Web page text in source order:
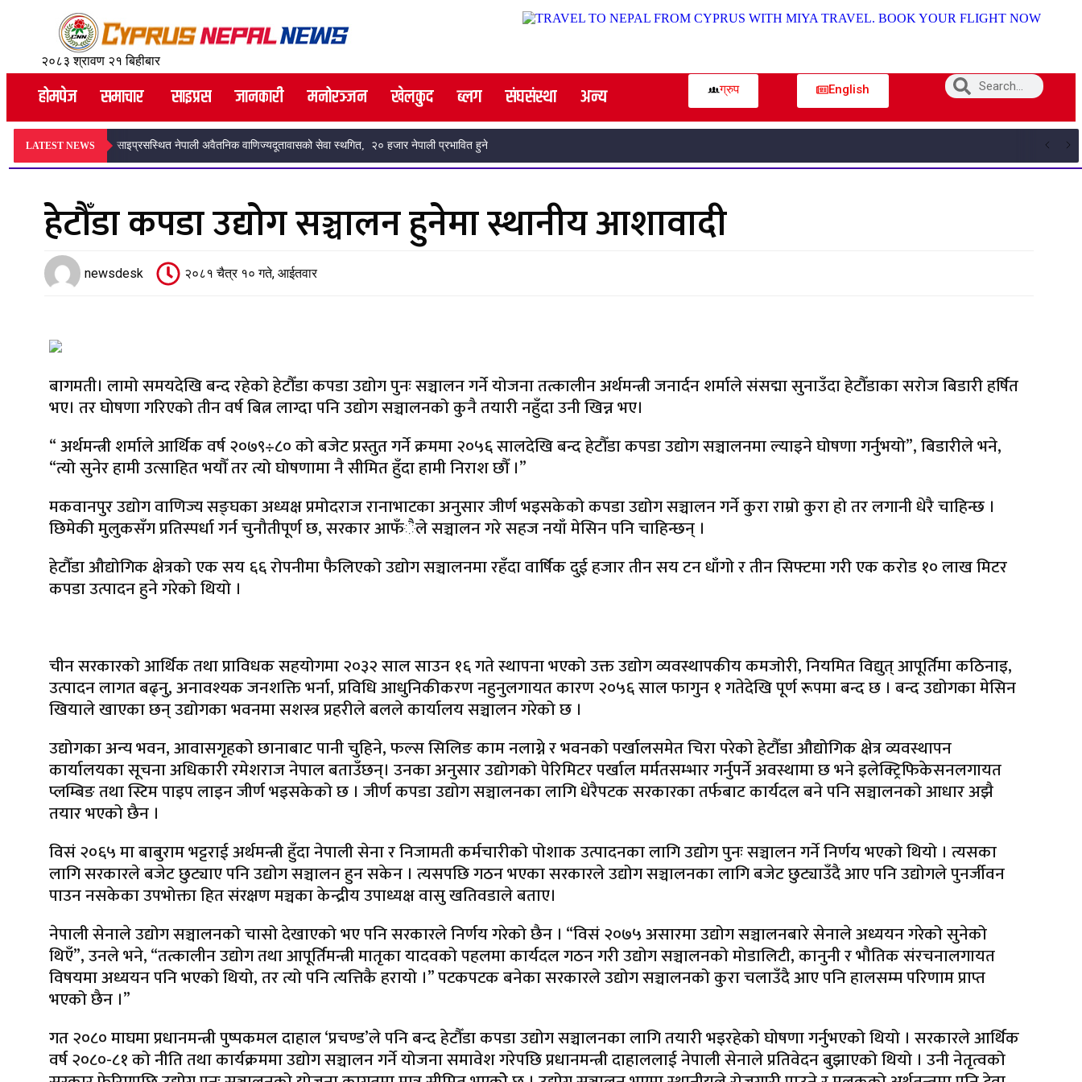
२०८३ श्रावण २१ बिहीबार
होमपेज समाचार साइप्रस जानकारी मनोरञ्जन खेलकुद ब्लग संघसंस्था अन्य ग्रुप English
LATEST NEWS अन्तर्राष्ट्रिय नेपाली सेफ सोसाइटी साइप्रसको अधिवेशन सम्पन्न, नयाँ कार्यसमिति चयन
हेटौँडा कपडा उद्योग सञ्चालन हुनेमा स्थानीय आशावादी
newsdesk २०८१ चैत्र १० गते, आईतवार
बागमती। लामो समयदेखि बन्द रहेको हेटौँडा कपडा उद्योग पुनः सञ्चालन गर्ने योजना तत्कालीन अर्थमन्त्री जनार्दन शर्माले संसद्मा सुनाउँदा हेटौँडाका सरोज बिडारी हर्षित
भए। तर घोषणा गरिएको तीन वर्ष बित्न लाग्दा पनि उद्योग सञ्चालनको कुनै तयारी नहुँदा उनी खिन्न भए।
“ अर्थमन्त्री शर्माले आर्थिक वर्ष २०७९÷८० को बजेट प्रस्तुत गर्ने क्रममा २०५६ सालदेखि बन्द हेटौँडा कपडा उद्योग सञ्चालनमा ल्याइने घोषणा गर्नुभयो”, बिडारीले भने,
“त्यो सुनेर हामी उत्साहित भयौँ तर त्यो घोषणामा नै सीमित हुँदा हामी निराश छौँ ।”
मकवानपुर उद्योग वाणिज्य सङ्घका अध्यक्ष प्रमोदराज रानाभाटका अनुसार जीर्ण भइसकेको कपडा उद्योग सञ्चालन गर्ने कुरा राम्रो कुरा हो तर लगानी धेरै चाहिन्छ ।
छिमेकी मुलुकसँग प्रतिस्पर्धा गर्न चुनौतीपूर्ण छ, सरकार आफँैले सञ्चालन गरे सहज नयाँ मेसिन पनि चाहिन्छन् ।
हेटौँडा औद्योगिक क्षेत्रको एक सय ६६ रोपनीमा फैलिएको उद्योग सञ्चालनमा रहँदा वार्षिक दुई हजार तीन सय टन धाँगो र तीन सिफ्टमा गरी एक करोड १० लाख मिटर
कपडा उत्पादन हुने गरेको थियो ।
चीन सरकारको आर्थिक तथा प्राविधक सहयोगमा २०३२ साल साउन १६ गते स्थापना भएको उक्त उद्योग व्यवस्थापकीय कमजोरी, नियमित विद्युत् आपूर्तिमा कठिनाइ,
उत्पादन लागत बढ्नु, अनावश्यक जनशक्ति भर्ना, प्रविधि आधुनिकीकरण नहुनुलगायत कारण २०५६ साल फागुन १ गतेदेखि पूर्ण रूपमा बन्द छ । बन्द उद्योगका मेसिन
खियाले खाएका छन् उद्योगका भवनमा सशस्त्र प्रहरीले बलले कार्यालय सञ्चालन गरेको छ ।
उद्योगका अन्य भवन, आवासगृहको छानाबाट पानी चुहिने, फल्स सिलिङ काम नलाग्ने र भवनको पर्खालसमेत चिरा परेको हेटौँडा औद्योगिक क्षेत्र व्यवस्थापन
कार्यालयका सूचना अधिकारी रमेशराज नेपाल बताउँछन्। उनका अनुसार उद्योगको पेरिमिटर पर्खाल मर्मतसम्भार गर्नुपर्ने अवस्थामा छ भने इलेक्ट्रिफिकेसनलगायत
प्लम्बिङ तथा स्टिम पाइप लाइन जीर्ण भइसकेको छ । जीर्ण कपडा उद्योग सञ्चालनका लागि धेरैपटक सरकारका तर्फबाट कार्यदल बने पनि सञ्चालनको आधार अझै
तयार भएको छैन ।
विसं २०६५ मा बाबुराम भट्टराई अर्थमन्त्री हुँदा नेपाली सेना र निजामती कर्मचारीको पोशाक उत्पादनका लागि उद्योग पुनः सञ्चालन गर्ने निर्णय भएको थियो । त्यसका
लागि सरकारले बजेट छुट्याए पनि उद्योग सञ्चालन हुन सकेन । त्यसपछि गठन भएका सरकारले उद्योग सञ्चालनका लागि बजेट छुट्याउँदै आए पनि उद्योगले पुनर्जीवन
पाउन नसकेका उपभोक्ता हित संरक्षण मञ्चका केन्द्रीय उपाध्यक्ष वासु खतिवडाले बताए।
नेपाली सेनाले उद्योग सञ्चालनको चासो देखाएको भए पनि सरकारले निर्णय गरेको छैन । “विसं २०७५ असारमा उद्योग सञ्चालनबारे सेनाले अध्ययन गरेको सुनेको
थिएँ”, उनले भने, “तत्कालीन उद्योग तथा आपूर्तिमन्त्री मातृका यादवको पहलमा कार्यदल गठन गरी उद्योग सञ्चालनको मोडालिटी, कानुनी र भौतिक संरचनालगायत
विषयमा अध्ययन पनि भएको थियो, तर त्यो पनि त्यत्तिकै हरायो ।” पटकपटक बनेका सरकारले उद्योग सञ्चालनको कुरा चलाउँदै आए पनि हालसम्म परिणाम प्राप्त
भएको छैन ।”
गत २०८० माघमा प्रधानमन्त्री पुष्पकमल दाहाल ‘प्रचण्ड’ले पनि बन्द हेटौँडा कपडा उद्योग सञ्चालनका लागि तयारी भइरहेको घोषणा गर्नुभएको थियो । सरकारले आर्थिक
वर्ष २०८०-८१ को नीति तथा कार्यक्रममा उद्योग सञ्चालन गर्ने योजना समावेश गरेपछि प्रधानमन्त्री दाहाललाई नेपाली सेनाले प्रतिवेदन बुझाएको थियो । उनी नेतृत्वको